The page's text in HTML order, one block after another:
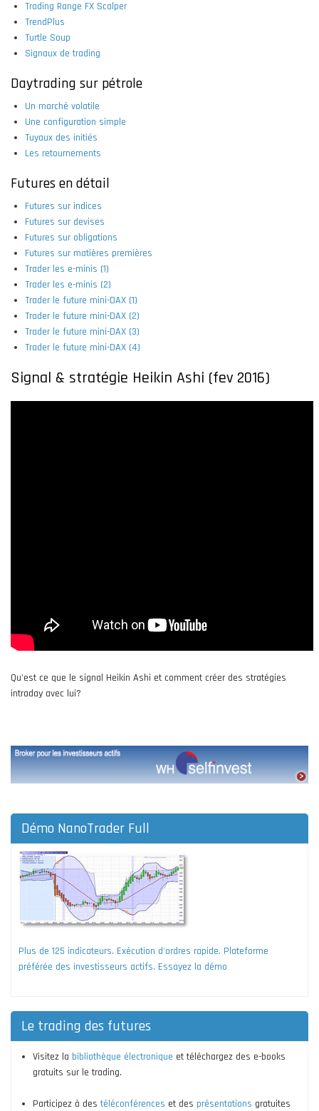
Trading Range FX Scalper
TrendPlus
Turtle Soup
Signaux de trading
Daytrading sur pétrole
Un marché volatile
Une configuration simple
Tuyaux des initiés
Les retournements
Futures en détail
Futures sur indices
Futures sur devises
Futures sur obligations
Futures sur matières premières
Trader les e-minis (1)
Trader les e-minis (2)
Trader le future mini-DAX (1)
Trader le future mini-DAX (2)
Trader le future mini-DAX (3)
Trader le future mini-DAX (4)
Signal & stratégie Heikin Ashi (fev 2016)
Qu'est ce que le signal Heikin Ashi et comment créer des stratégies
intraday avec lui?
Démo NanoTrader Full
Plus de 125 indicateurs. Exécution d'ordres rapide. Plateforme
préférée des investisseurs actifs. Essayez la démo
Le trading des futures
Visitez la bibliothèque électronique et téléchargez des e-books
gratuits sur le trading.
Participez à destéléconférences et des présentations gratuites